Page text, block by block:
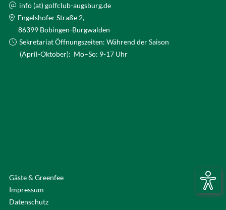
info (at) golfclub-augsburg.de
Engelshofer Straße 2,
86399 Bobingen-Burgwalden
Sekretariat Öffnungszeiten: Während der Saison
(April-Oktober): Mo–So: 9-17 Uhr
Gäste & Greenfee
Impressum
Datenschutz